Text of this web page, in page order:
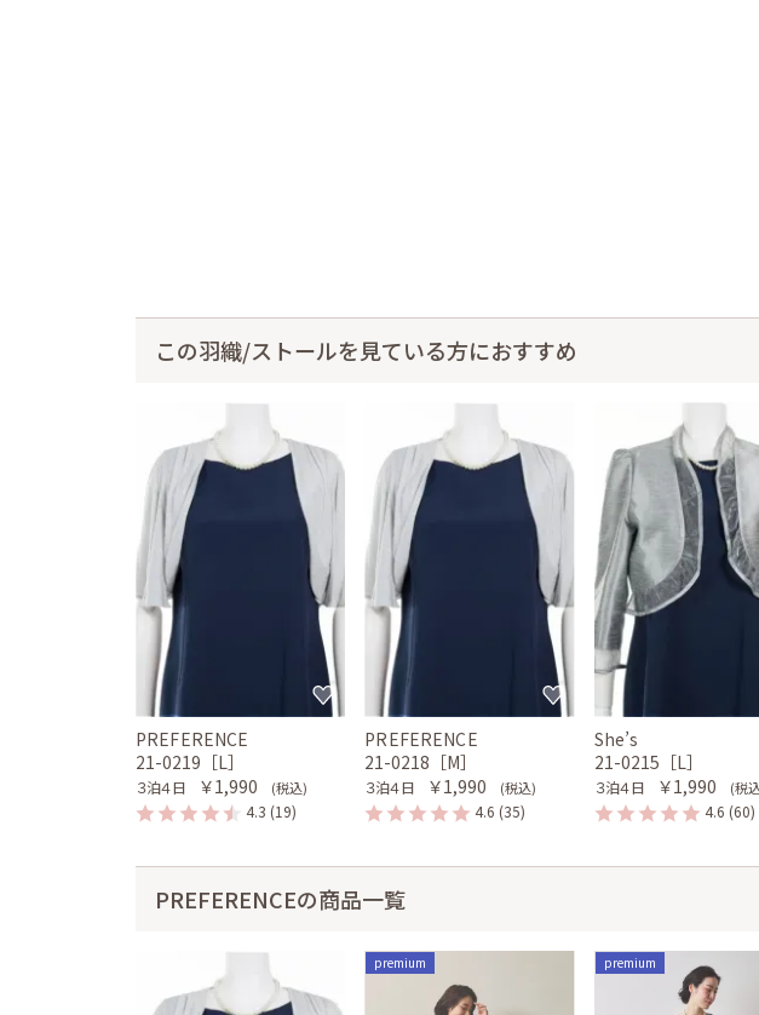
この羽織/ストールを見ている方におすすめ
PREFERENCE
21-0219［L］
３泊４日 ￥1,990 (税込)
4.3 (19)
PREFERENCE
21-0218［M］
３泊４日 ￥1,990 (税込)
4.6 (35)
She’s
21-0215［L］
３泊４日 ￥1,990 (税
4.6 (60)
PREFERENCEの商品一覧
premium premium